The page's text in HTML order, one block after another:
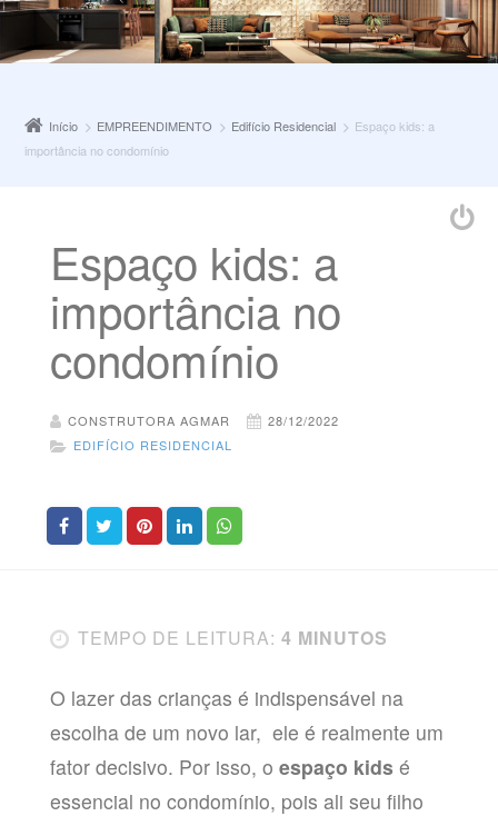
Início EMPREENDIMENTO Edifício Residencial
Espaço kids: a
importância no condomínio
Espaço kids: a
importância no
condomínio
CONSTRUTORA AGMAR
28/12/2022
EDIFÍCIO RESIDENCIAL
TEMPO DE LEITURA: 4 MINUTOS
O lazer das crianças é indispensável na
escolha de um novo lar, ele é realmente um
fator decisivo. Por isso, o espaço kids é
essencial no condomínio, pois ali seu filho